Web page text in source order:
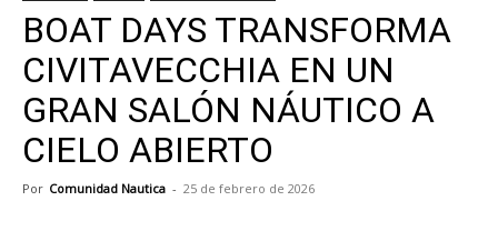
BOAT DAYS TRANSFORMA
CIVITAVECCHIA EN UN
GRAN SALÓN NÁUTICO A
CIELO ABIERTO
Por Comunidad Nautica - 25 de febrero de 2026